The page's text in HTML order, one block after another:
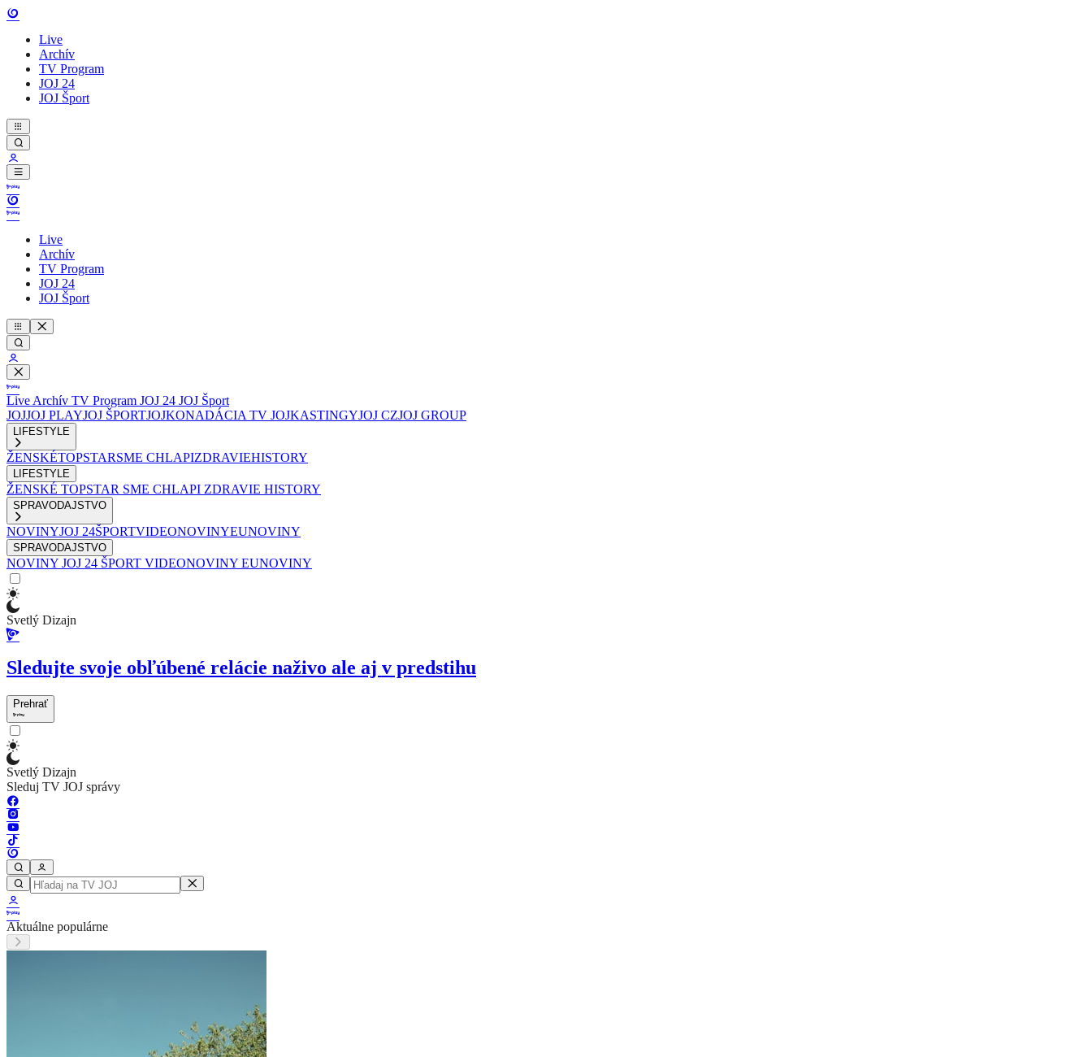
Live
Archív
TV Program
JOJ 24
JOJ Šport
Live
Archív
TV Program
JOJ 24
JOJ Šport
Live Archív TV Program JOJ 24 JOJ Šport
JOJJOJ PLAYJOJ ŠPORTJOJKONADÁCIA TV JOJKASTINGYJOJ CZJOJ GROUP
LIFESTYLE
ŽENSKÉTOPSTARSME CHLAPIZDRAVIEHISTORY
LIFESTYLE
ŽENSKÉ TOPSTAR SME CHLAPI ZDRAVIE HISTORY
SPRAVODAJSTVO
NOVINYJOJ 24ŠPORTVIDEONOVINYEUNOVINY
SPRAVODAJSTVO
NOVINY JOJ 24 ŠPORT VIDEONOVINY EUNOVINY
Svetlý Dizajn
Sledujte svoje obľúbené relácie naživo ale aj v predstihu
Prehrať
Svetlý Dizajn
Sleduj TV JOJ správy
Aktuálne populárne